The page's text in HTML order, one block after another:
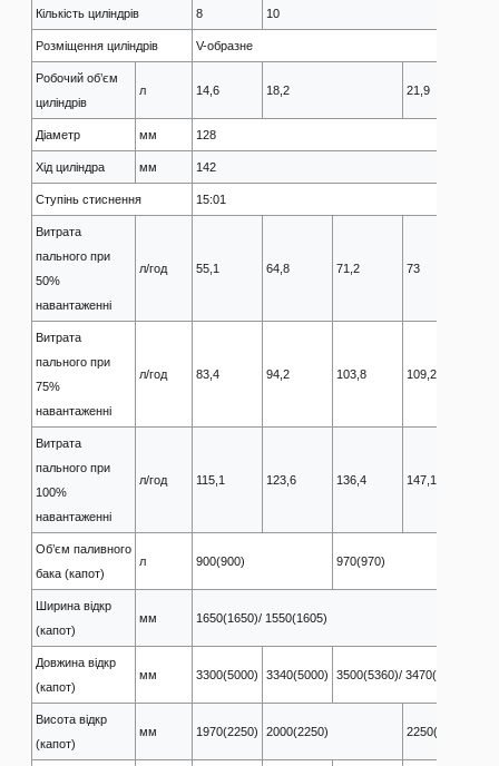
Кількість циліндрів 8 10
Розміщення циліндрів V-образне
Робочий об’єм
циліндрів
л 14,6 18,2 21,9
Діаметр мм 128
Хід циліндра мм 142
Ступінь стиснення 15:01
Витрата
пального при
50%
навантаженні​
л/год 55,1 64,8 71,2 73
Витрата
пального при
75%
навантаженні​
л/год 83,4 94,2 103,8 109,2
Витрата
пального при
100%
навантаженні​
л/год 115,1 123,6 136,4 147,1
Об’єм паливного
бака (капот)
л 900(900) 970(970)
Ширина відкр
(капот)
мм 1650(1650)/ 1550(1605)
Довжина відкр
(капот)
мм 3300(5000) 3340(5000) 3500(5360)/ 3470(5282)
Висота відкр
(капот)
мм 1970(2250) 2000(2250) 2250(3550)